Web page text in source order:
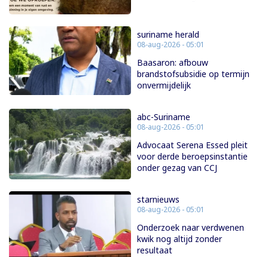
suriname herald
08-aug-2026 - 05:01
Baasaron: afbouw
brandstofsubsidie op termijn
onvermijdelijk
abc-Suriname
08-aug-2026 - 05:01
Advocaat Serena Essed pleit
voor derde beroepsinstantie
onder gezag van CCJ
starnieuws
08-aug-2026 - 05:01
Onderzoek naar verdwenen
kwik nog altijd zonder
resultaat